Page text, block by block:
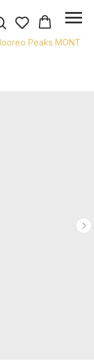
Peaks MONT